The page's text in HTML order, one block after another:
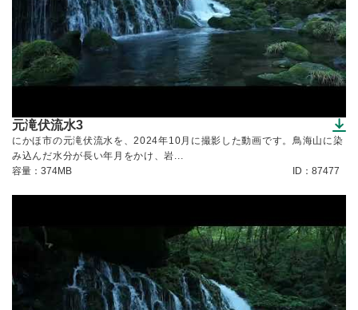
元滝伏流水3
（ダウンロードできます）
にかほ市の元滝伏流水を、2024年10月に撮影した動画です。鳥海山に染
み込んだ水分が長い年月をかけ、岩...
容量：374MB
ID：87477